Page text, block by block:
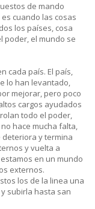
de mando
cuando las cosas
los países, cosa
poder, el mundo se
cada país. El país,
lo han levantado,
mejorar, pero poco
cargos ayudados
todo el poder,
hace mucha falta,
deteriora y termina
y vuelta a
en un mundo
externos.
los de la linea una
subirla hasta san